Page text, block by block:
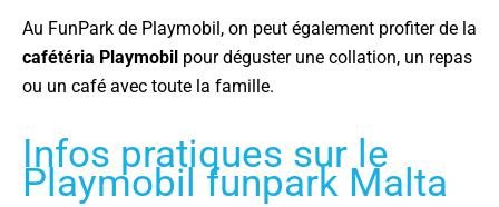
Au FunPark de Playmobil, on peut également profiter de la
cafétéria Playmobil pour déguster une collation, un repas
ou un café avec toute la famille.
Infos pratiques sur le
Playmobil funpark Malta